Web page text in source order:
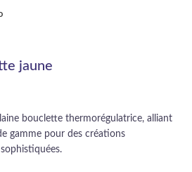
jaune
bouclette thermorégulatrice, alliant
gamme pour des créations